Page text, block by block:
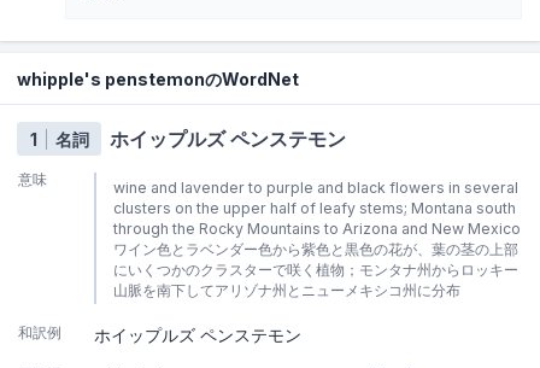
whipple's penstemonのWordNet
1 名詞 ホイップルズ ペンステモン
意味
wine and lavender to purple and black flowers in several
clusters on the upper half of leafy stems; Montana south
through the Rocky Mountains to Arizona and New Mexico
ワイン色とラベンダー色から紫色と黒色の花が、葉の茎の上部
にいくつかのクラスターで咲く植物；モンタナ州からロッキー
山脈を南下してアリゾナ州とニューメキシコ州に分布
和訳例 ホイップルズ ペンステモン